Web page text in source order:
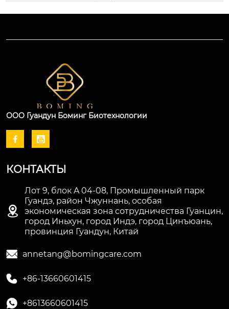
ООО Гуандун Боминг Биотехнологии
 
КОНТАКТЫ

Лот 9, блок A 04-08, Промышленный парк
Гуандэ, район Чжуннань, особая
экономическая зона сотрудничества Гуанцин,
город Иньхун, город Индэ, город Цинъюань,
провинция Гуандун, Китай
 annetang@bomingcare.com
 +86-13660601415
 +8613660601415